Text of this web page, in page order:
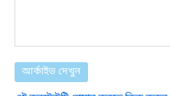
আর্কাইভ দেখুন